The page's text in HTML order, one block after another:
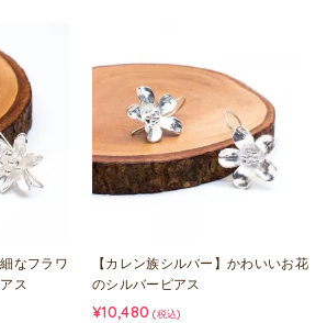
なフラワ
ス
【カレン族シルバー】かわいいお花
のシルバーピアス
¥10,480 (税込)